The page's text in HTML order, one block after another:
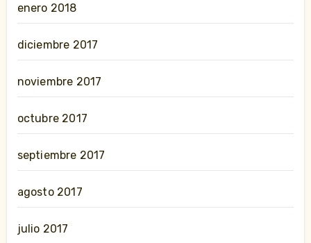
enero 2018
diciembre 2017
noviembre 2017
octubre 2017
septiembre 2017
agosto 2017
julio 2017